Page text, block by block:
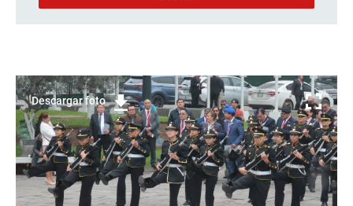
Descargar foto